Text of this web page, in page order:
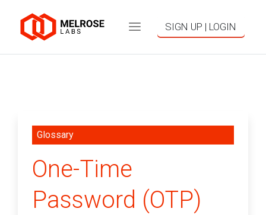
SIGN UP | LOGIN
Glossary
One-Time
Password (OTP)